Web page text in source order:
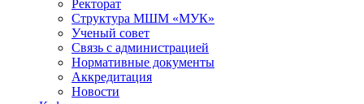
Ректорат
Структура МШМ «МУК»
Ученый совет
Связь с администрацией
Нормативные документы
Аккредитация
Новости